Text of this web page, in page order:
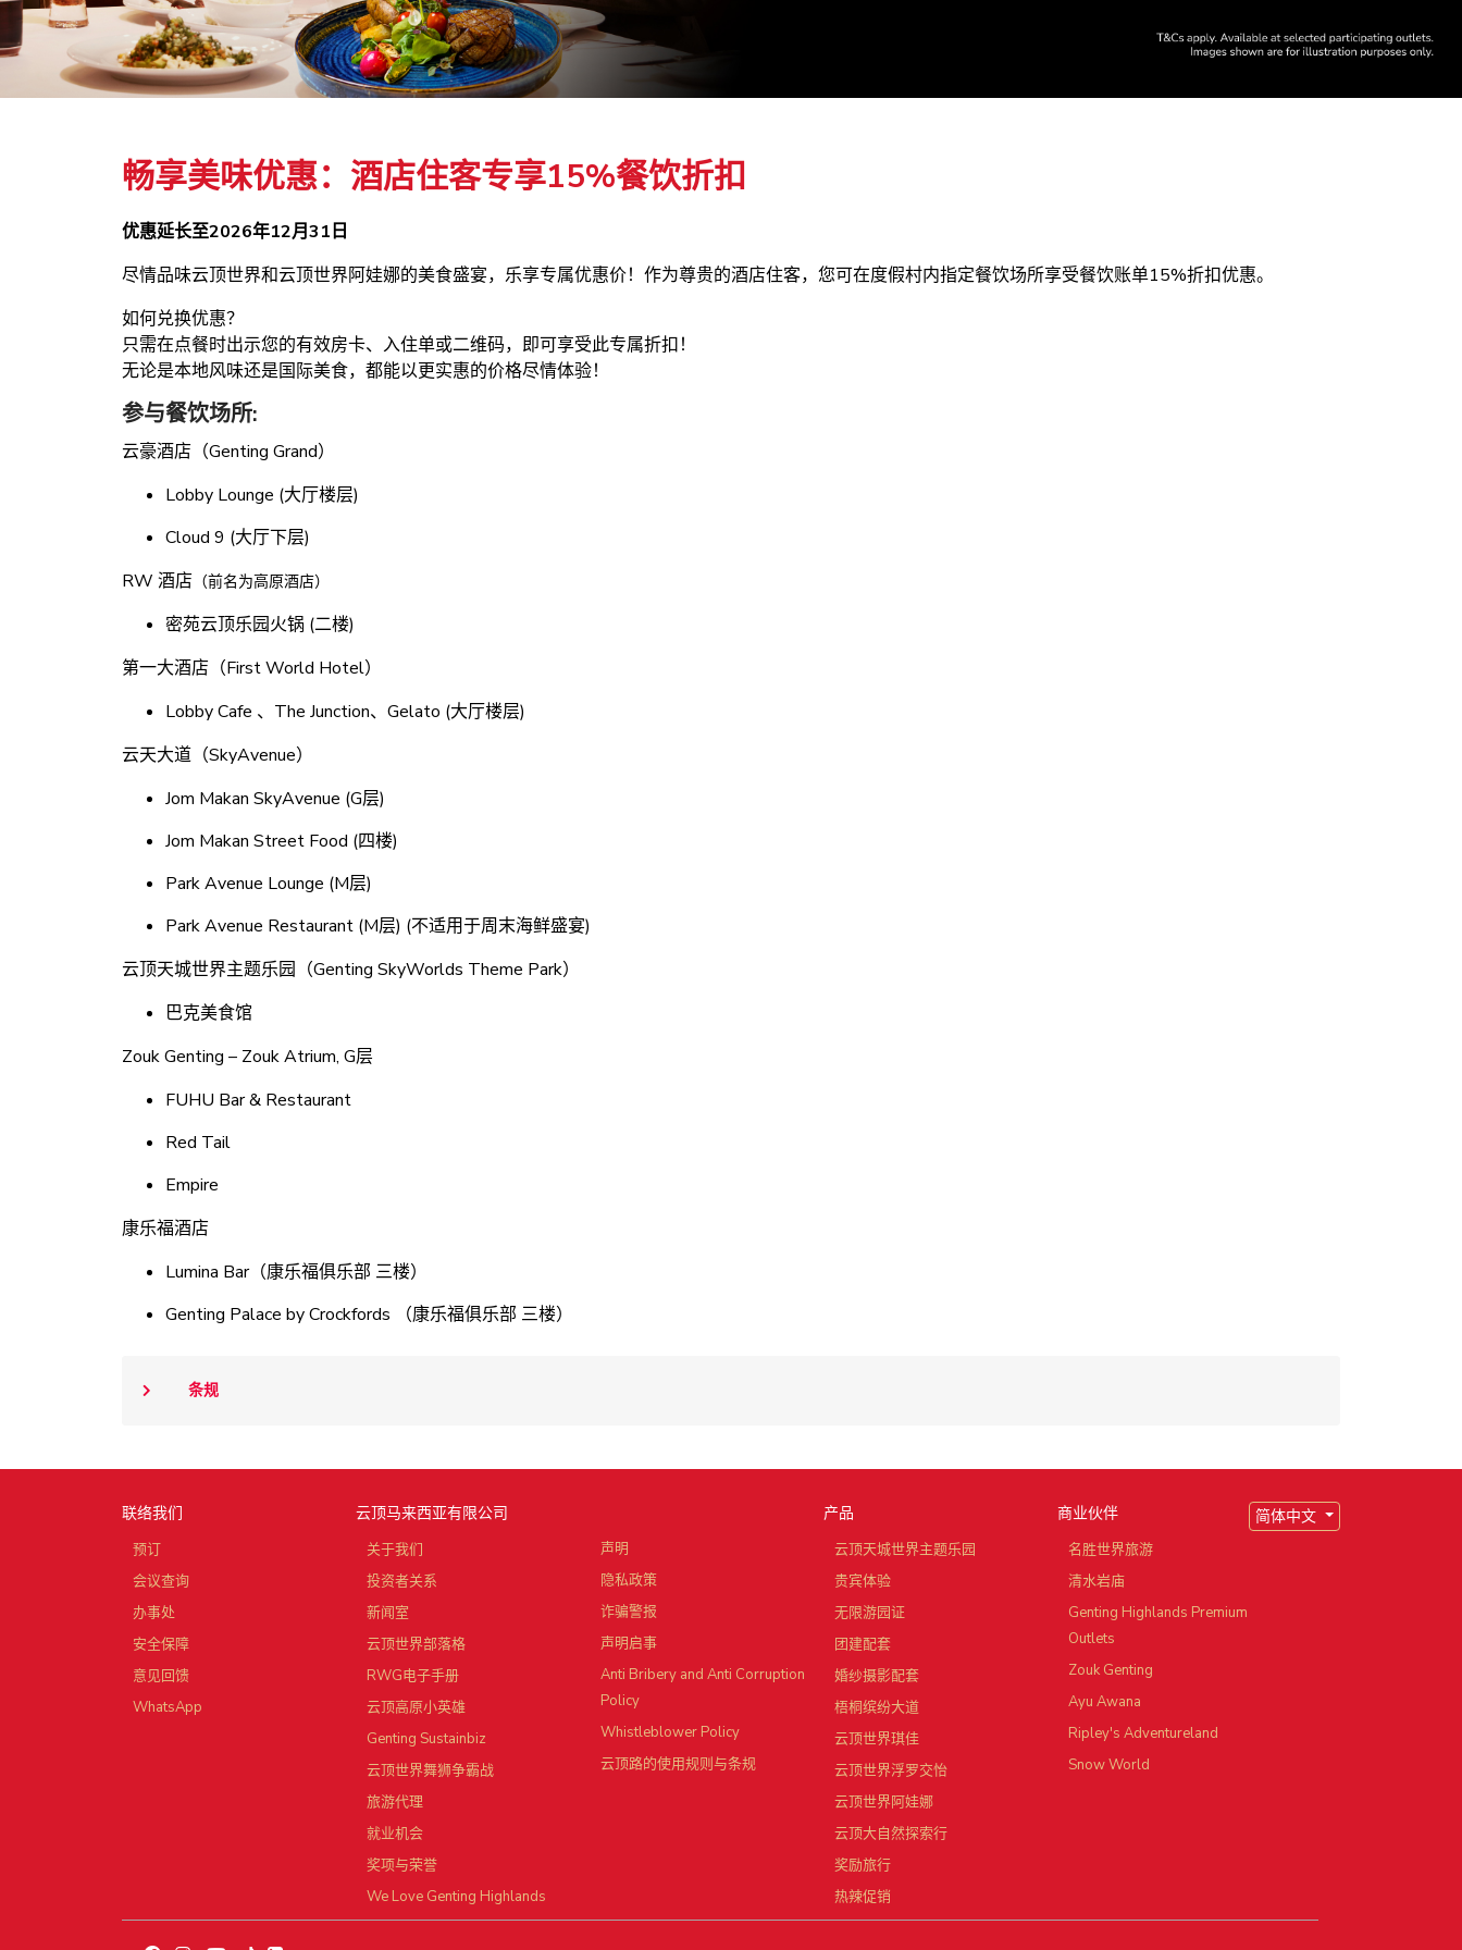
畅享美味优惠：酒店住客专享15%餐饮折扣
优惠延长至2026年12月31日
尽情品味云顶世界和云顶世界阿娃娜的美食盛宴，乐享专属优惠价！作为尊贵的酒店住客，您可在度假村内指定餐饮场所享受餐饮账单15%折扣优惠。
如何兑换优惠？
只需在点餐时出示您的有效房卡、入住单或二维码，即可享受此专属折扣！
无论是本地风味还是国际美食，都能以更实惠的价格尽情体验！
参与餐饮场所:
云豪酒店（Genting Grand）
Lobby Lounge (大厅楼层)
Cloud 9 (大厅下层)
RW 酒店 （前名为高原酒店）
密苑云顶乐园火锅 (二楼)
第一大酒店（First World Hotel）
Lobby Cafe 、The Junction、Gelato (大厅楼层)
云天大道（SkyAvenue）
Jom Makan SkyAvenue (G层)
Jom Makan Street Food (四楼)
Park Avenue Lounge (M层)
Park Avenue Restaurant (M层) (不适用于周末海鲜盛宴)
云顶天城世界主题乐园（Genting SkyWorlds Theme Park）
巴克美食馆
Zouk Genting – Zouk Atrium, G层
FUHU Bar & Restaurant
Red Tail
Empire
康乐福酒店
Lumina Bar（康乐福俱乐部 三楼）
Genting Palace by Crockfords （康乐福俱乐部 三楼）
条规
联络我们
预订
会议查询
办事处
安全保障
意见回馈
WhatsApp
云顶马来西亚有限公司
关于我们
投资者关系
新闻室
云顶世界部落格
RWG电子手册
云顶高原小英雄
Genting Sustainbiz
云顶世界舞狮争霸战
旅游代理
就业机会
奖项与荣誉
We Love Genting Highlands
声明
隐私政策
诈骗警报
声明启事
Anti Bribery and Anti Corruption
Policy
Whistleblower Policy
云顶路的使用规则与条规
产品
云顶天城世界主题乐园
贵宾体验
无限游园证
团建配套
婚纱摄影配套
梧桐缤纷大道
云顶世界琪佳
云顶世界浮罗交怡
云顶世界阿娃娜
云顶大自然探索行
奖励旅行
热辣促销
商业伙伴
名胜世界旅游
清水岩庙
Genting Highlands Premium
Outlets
Zouk Genting
Ayu Awana
Ripley's Adventureland
Snow World
简体中文